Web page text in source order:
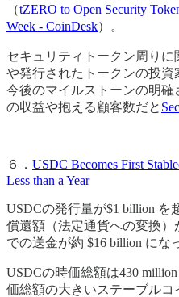
（tZERO to Open Security
Week - CoinDesk）。
セキュリティトークン周りに
や発行されたトークンの投
今後のマイルストーンの明
の収益や抱える顧客数だと
６． USDC Becomes First
Less than a Year
USDCの発行量が$1 billion を
償還額（法定通貨への変換）
での送金が約 $16 billion にな
USDCの時価総額は430
価総額の大きいステーブルコ